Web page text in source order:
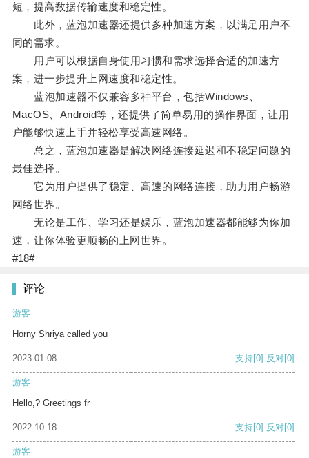
短，提高数据传输速度和稳定性。
此外，蓝泡加速器还提供多种加速方案，以满足用户不
同的需求。
用户可以根据自身使用习惯和需求选择合适的加速方
案，进一步提升上网速度和稳定性。
蓝泡加速器不仅兼容多种平台，包括Windows、
MacOS、Android等，还提供了简单易用的操作界面，让用
户能够快速上手并轻松享受高速网络。
总之，蓝泡加速器是解决网络连接延迟和不稳定问题的
最佳选择。
它为用户提供了稳定、高速的网络连接，助力用户畅游
网络世界。
无论是工作、学习还是娱乐，蓝泡加速器都能够为你加
速，让你体验更顺畅的上网世界。
#18#
评论
游客
Horny Shriya called you
2023-01-08 支持[0] 反对[0]
游客
Hello,? Greetings fr
2022-10-18 支持[0] 反对[0]
游客